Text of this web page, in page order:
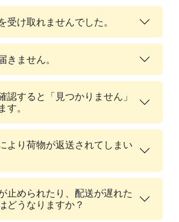
受け取れませんでした。
きません。
認すると「見つかりません」
す。
より荷物が返送されてしまい
止められたり、配送が遅れた
どうなりますか？